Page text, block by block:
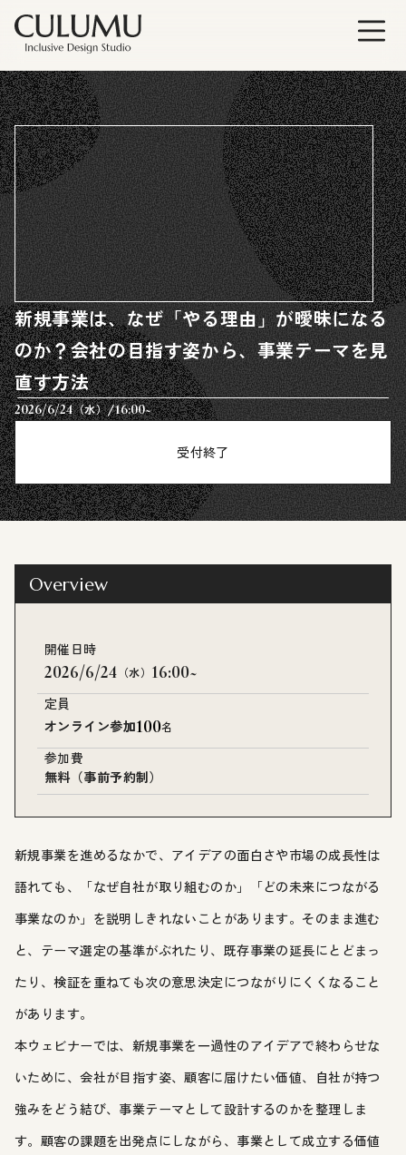
新規事業は、なぜ「やる理由」が曖昧になる
のか？会社の目指す姿から、事業テーマを見
直す方法
2026/6/24（水）/16:00~
受付終了
Overview
開催日時
2026/6/24 （水） 16:00~
定員
オンライン参加100名
参加費
無料（事前予約制）
新規事業を進めるなかで、アイデアの面白さや市場の成長性は
語れても、「なぜ自社が取り組むのか」「どの未来につながる
事業なのか」を説明しきれないことがあります。そのまま進む
と、テーマ選定の基準がぶれたり、既存事業の延長にとどまっ
たり、検証を重ねても次の意思決定につながりにくくなること
があります。
本ウェビナーでは、新規事業を一過性のアイデアで終わらせな
いために、会社が目指す姿、顧客に届けたい価値、自社が持つ
強みをどう結び、事業テーマとして設計するのかを整理しま
す。顧客の課題を出発点にしながら、事業として成立する価値